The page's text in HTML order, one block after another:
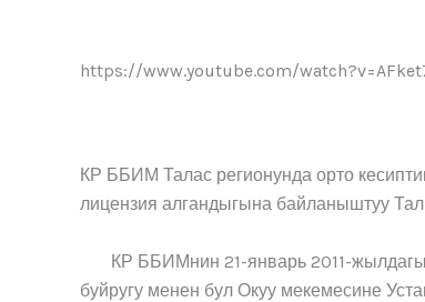
https://www.youtube.com/
КР ББИМ Талас регионунда орто
лицензия алгандыгына байланыштуу
КР ББИМнин 21-январь 2011-жылдагы
буйругу менен бул Окуу мекемесине